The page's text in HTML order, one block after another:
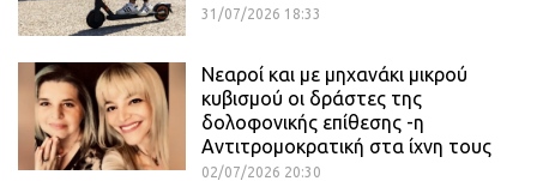
31/07/2026 18:33
Νεαροί και με μηχανάκι μικρού
κυβισμού οι δράστες της
δολοφονικής επίθεσης -η
Αντιτρομοκρατική στα ίχνη τους
02/07/2026 20:30